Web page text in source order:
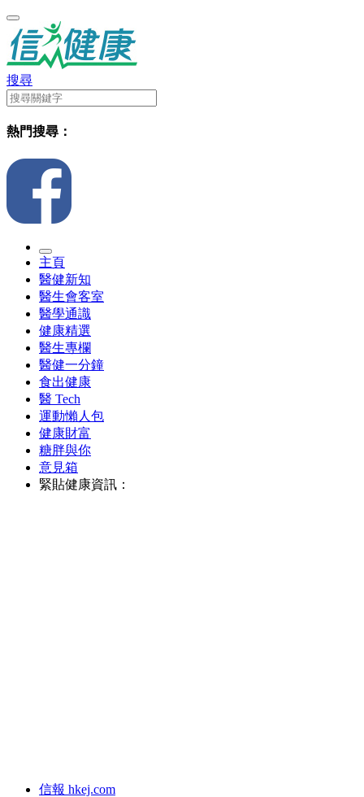
搜尋
熱門搜尋：
主頁
醫健新知
醫生會客室
醫學通識
健康精選
醫生專欄
醫健一分鐘
食出健康
醫 Tech
運動懶人包
健康財富
糖胖與你
意見箱
緊貼健康資訊：
信報 hkej.com